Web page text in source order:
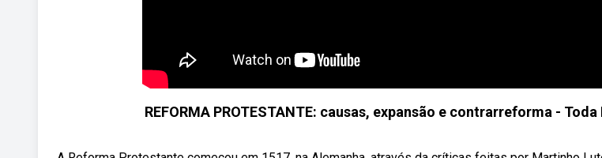
REFORMA PROTESTANTE: causas, expansão e contrarreforma -